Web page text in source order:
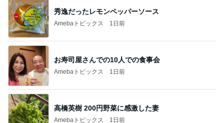
秀逸だったレモンペッパーソース
Amebaトピックス 1日前
お寿司屋さんでの10人での食事会
Amebaトピックス 1日前
高橋英樹 200円野菜に感激した妻
Amebaトピックス 1日前